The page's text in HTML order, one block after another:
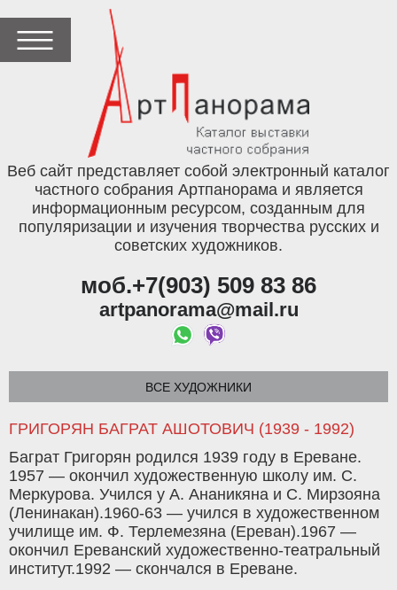
Веб сайт представляет собой электронный каталог
частного собрания Артпанорама и является
информационным ресурсом, созданным для
популяризации и изучения творчества русских и
советских художников.
моб.+7(903) 509 83 86
artpanorama@mail.ru
ВСЕ ХУДОЖНИКИ
ГРИГОРЯН БАГРАТ АШОТОВИЧ (1939 - 1992)
Баграт Григорян родился 1939 году в Ереване.
1957 — окончил художественную школу им. С.
Меркурова. Учился у А. Ананикяна и С. Мирзояна
(Ленинакан).1960-63 — учился в художественном
училище им. Ф. Терлемезяна (Ереван).1967 —
окончил Ереванский художественно-театральный
институт.1992 — скончался в Ереване.